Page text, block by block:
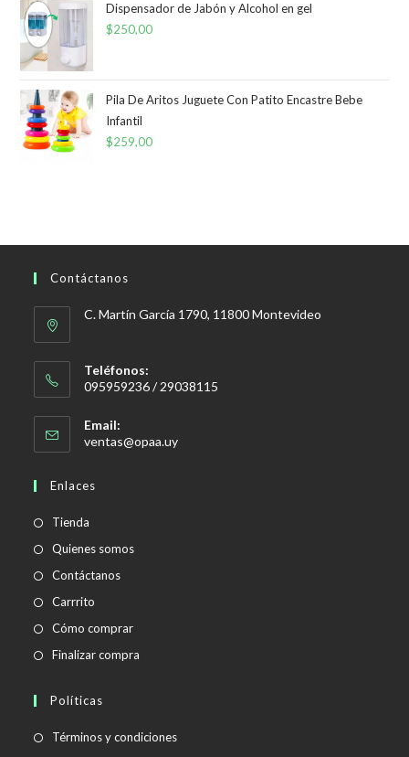
Dispensador de Jabón y Alcohol en gel
$250,00
Pila De Aritos Juguete Con Patito Encastre Bebe
Infantil
$259,00
Contáctanos
C. Martín García 1790, 11800 Montevideo
Teléfonos:
095959236 / 29038115
Email:
ventas@opaa.uySe
Enlaces
Tienda
Quienes somos
Contáctanos
Carrrito
Cómo comprar
Finalizar compra
Políticas
Términos y condicionesSe